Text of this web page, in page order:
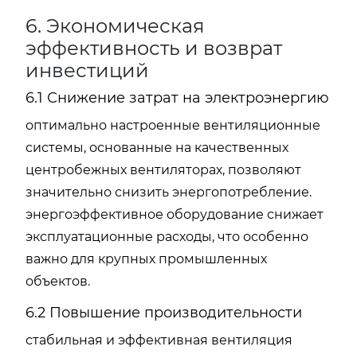
6. Экономическая
эффективность и возврат
инвестиций
6.1 Снижение затрат на электроэнергию
оптимально настроенные вентиляционные
системы, основанные на качественных
центробежных вентиляторах, позволяют
значительно снизить энергопотребление.
энергоэффективное оборудование снижает
эксплуатационные расходы, что особенно
важно для крупных промышленных
объектов.
6.2 Повышение производительности
стабильная и эффективная вентиляция